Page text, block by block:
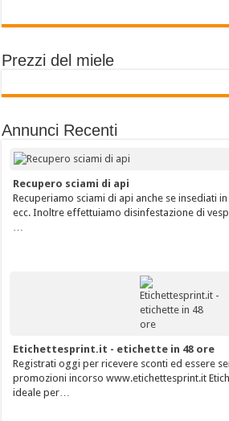
Prezzi del miele
Annunci Recenti
Recupero sciami di api
Recuperiamo sciami di api anche se insediati
ecc. Inoltre effettuiamo disinfestazione di
…
Etichettesprint.it - etichette in 48 ore
Registrati oggi per ricevere sconti ed essere
promozioni incorso www.etichettesprint.it
ideale per…